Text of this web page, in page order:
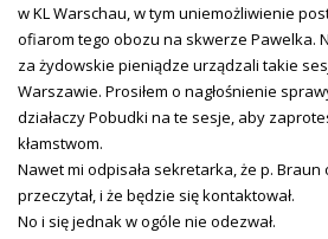
w KL Warschau, w tym uniemożliwienie
ofiarom tego obozu na skwerze Pawelka.
za żydowskie pieniądze urządzali takie
Warszawie. Prosiłem o nagłośnienie
działaczy Pobudki na te sesje, aby
kłamstwom.
Nawet mi odpisała sekretarka, że p. Braun
przeczytał, i że będzie się kontaktował.
No i się jednak w ogóle nie odezwał.